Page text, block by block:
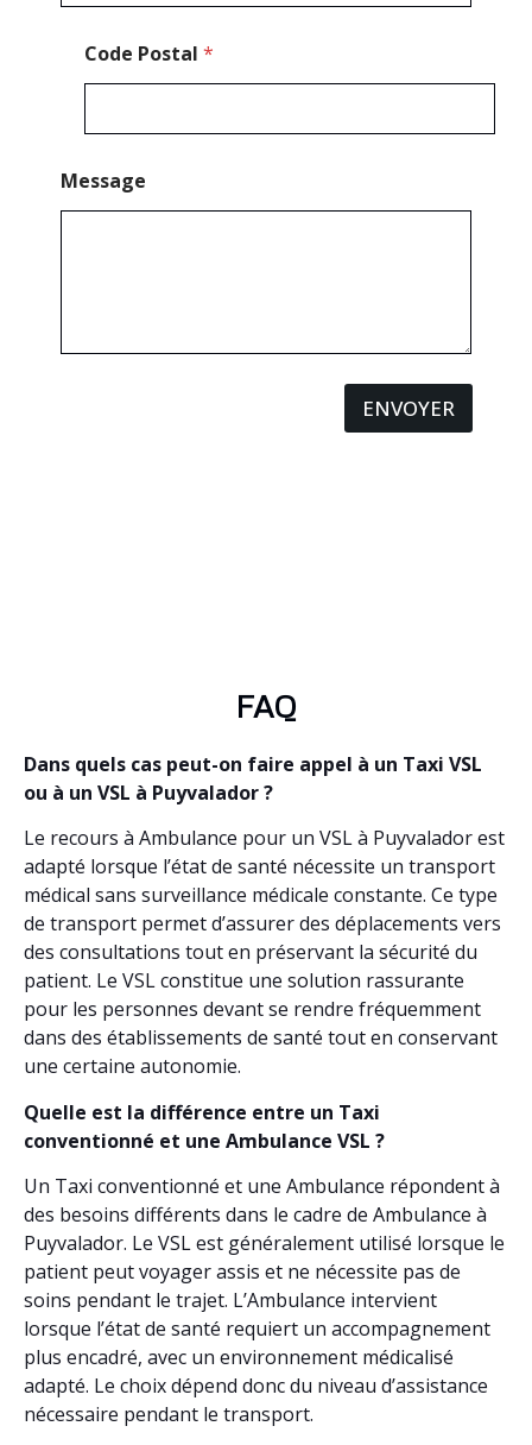
Code Postal *
Message
ENVOYER
FAQ
Dans quels cas peut-on faire appel à un Taxi VSL
ou à un VSL à Puyvalador ?
Le recours à Ambulance pour un VSL à Puyvalador est
adapté lorsque l’état de santé nécessite un transport
médical sans surveillance médicale constante. Ce type
de transport permet d’assurer des déplacements vers
des consultations tout en préservant la sécurité du
patient. Le VSL constitue une solution rassurante
pour les personnes devant se rendre fréquemment
dans des établissements de santé tout en conservant
une certaine autonomie.
Quelle est la différence entre un Taxi
conventionné et une Ambulance VSL ?
Un Taxi conventionné et une Ambulance répondent à
des besoins différents dans le cadre de Ambulance à
Puyvalador. Le VSL est généralement utilisé lorsque le
patient peut voyager assis et ne nécessite pas de
soins pendant le trajet. L’Ambulance intervient
lorsque l’état de santé requiert un accompagnement
plus encadré, avec un environnement médicalisé
adapté. Le choix dépend donc du niveau d’assistance
nécessaire pendant le transport.